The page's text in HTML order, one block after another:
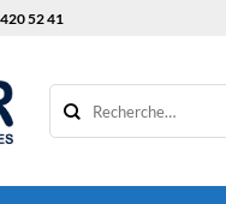
52 41